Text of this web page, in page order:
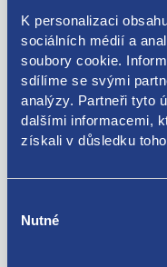
K personalizaci
sociálních médií a
soubory cookie.
sdílíme se svými
analýzy. Partneři tyto
dalšími informacemi,
získali v důsledku
souhlasu
Nutné
Kódy produktu
1J0614417D
Použitelné pro vozy
Škoda Octavia I